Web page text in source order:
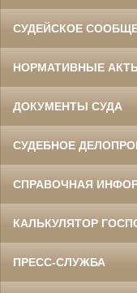
СУДЕЙСКОЕ
НОРМАТИВНЫЕ
ДОКУМЕНТЫ СУДА
СУДЕБНОЕ
СПРАВОЧНАЯ
КАЛЬКУЛЯТОР
ПРЕСС-СЛУЖБА